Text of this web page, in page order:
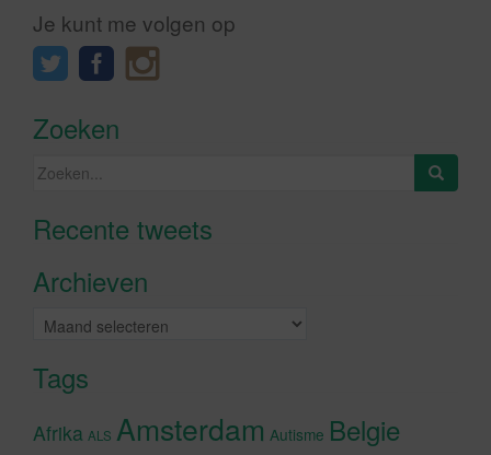
Je kunt me volgen op
Zoeken
Zoeken
Recente tweetsKlik om marketing cookies te
Archieven
Archieven
Tags
Afrika ALS Amsterdam Autisme Belgie